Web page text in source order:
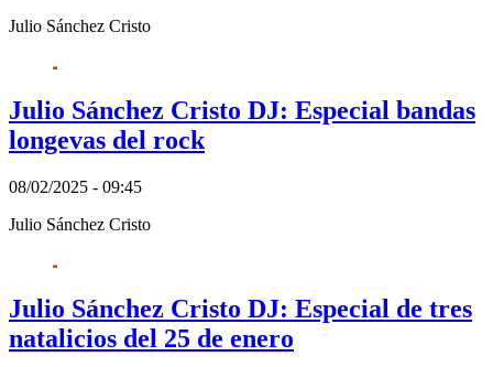
Julio Sánchez Cristo
Julio Sánchez Cristo DJ: Especial bandas
longevas del rock
08/02/2025 - 09:45
Julio Sánchez Cristo
Julio Sánchez Cristo DJ: Especial de tres
natalicios del 25 de enero